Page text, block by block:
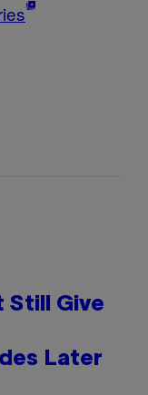
Still Give
Later